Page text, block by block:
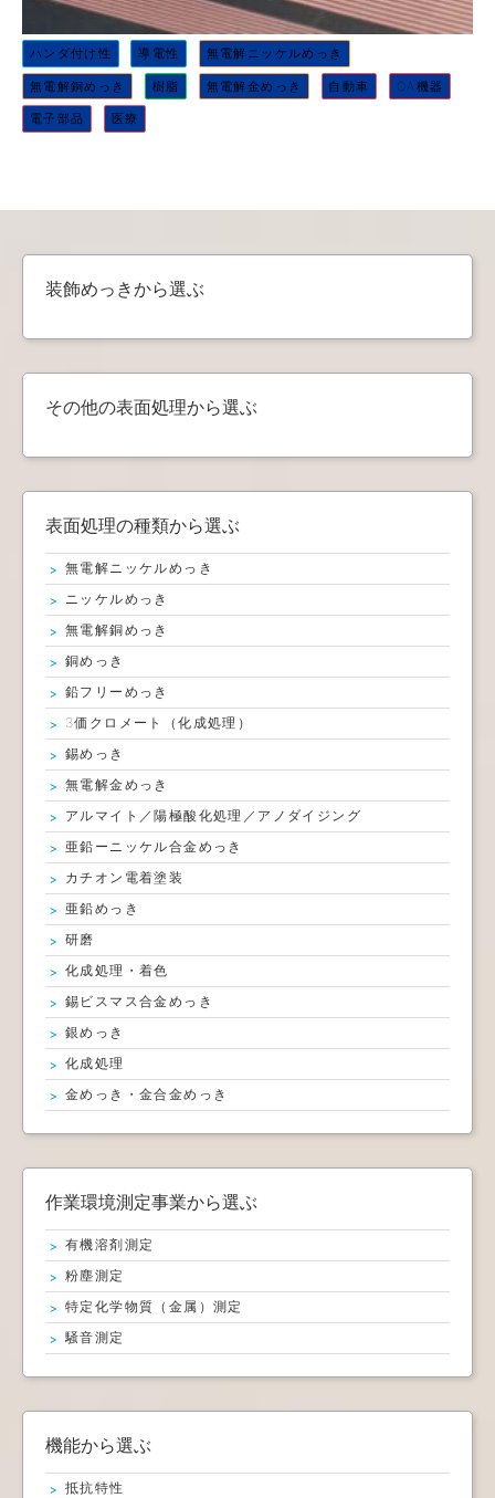
ハンダ付け性 導電性 無電解ニッケルめっき
無電解銅めっき 樹脂 無電解金めっき 自動車 OA機器
電子部品 医療
装飾めっきから選ぶ
その他の表面処理から選ぶ
表面処理の種類から選ぶ
無電解ニッケルめっき
ニッケルめっき
無電解銅めっき
銅めっき
鉛フリーめっき
3価クロメート（化成処理）
錫めっき
無電解金めっき
アルマイト／陽極酸化処理／アノダイジング
亜鉛ーニッケル合金めっき
カチオン電着塗装
亜鉛めっき
研磨
化成処理・着色
錫ビスマス合金めっき
銀めっき
化成処理
金めっき・金合金めっき
作業環境測定事業から選ぶ
有機溶剤測定
粉塵測定
特定化学物質（金属）測定
騒音測定
機能から選ぶ
抵抗特性